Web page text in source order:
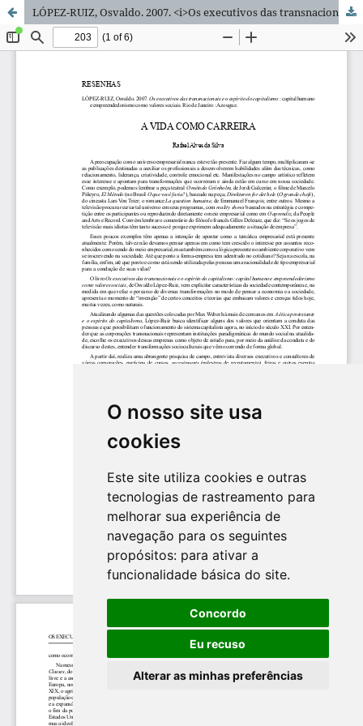
O nosso site usa
cookies
Este site utiliza cookies e outras
tecnologias de rastreamento para
melhorar sua experiência de
navegação para os seguintes
propósitos: para ativar a
funcionalidade básica do site.
Concordo
Eu recuso
Alterar as minhas preferências
LÓPEZ-RUIZ, Osvaldo. 2007. <i>Os executivos das transnacionais e o espírito do capitalismo : capital humano e empreendedorismo como valores sociais.</i>